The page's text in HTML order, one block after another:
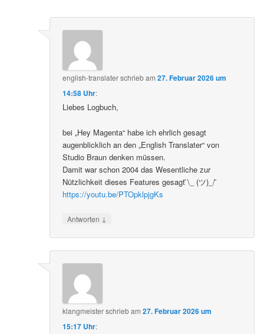
english-translaterschriebam27. Februar 2026 um
14:58 Uhr:
Liebes Logbuch,
bei „Hey Magenta“ habe ich ehrlich gesagt
augenblicklich an den „English Translater“ von
Studio Braun denken müssen.
Damit war schon 2004 das Wesentliche zur
Nützlichkeit dieses Features gesagt ̄\_ (ツ)_/ ̄
https://youtu.be/PTOpklpjgKs
Antworten ↓
klangmeisterschriebam27. Februar 2026 um
15:17 Uhr: